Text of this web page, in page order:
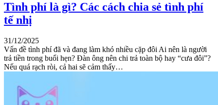
Tình phí là gì? Các cách chia sẻ tình phí
tế nhị
31/12/2025
Vấn đề tình phí đã và đang làm khó nhiều cặp đôi Ai nên là người
trả tiền trong buổi hẹn? Đàn ông nên chi trả toàn bộ hay “cưa đôi”?
Nếu quá rạch ròi, cả hai sẽ cảm thấy…